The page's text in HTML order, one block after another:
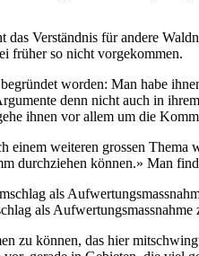
Verständnis für andere
früher so nicht vorgekommen.
worden: Man habe
denn nicht auch in
ihnen vor allem um die
weiteren grossen
durchziehen können.» Man
als Aufwertungsmassnahme
zu können, das hier